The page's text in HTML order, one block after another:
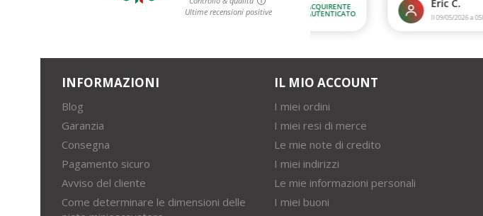
INFORMAZIONI
Blog
Garanzia
Consegna
Pagamento sicuro
Avviso del cliente
Come determinare le dimensioni delle
IL MIO ACCOUNT
I miei ordini
I miei resi di merce
Le mie note di credito
I miei indirizzi
Le mie informazioni personali
I miei buoni